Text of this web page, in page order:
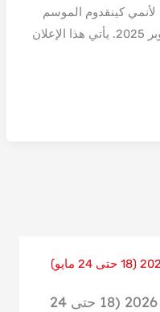
لأنمي كينقدوم الموسم
السادس، المقرر عرضه في شهر أكتوبر 2025. يأتي هذا الإعلان
قائمة المانجا الأكثر مبيعاً في 2026 (18 حتى 24